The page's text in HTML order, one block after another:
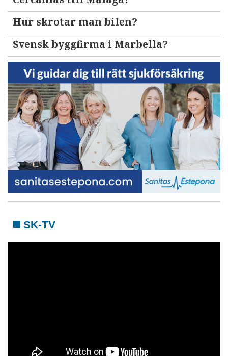
Hur skrotar man bilen?
Svensk byggfirma i Marbella?
SK-TV